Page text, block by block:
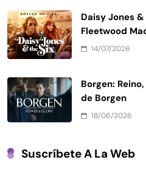
Daisy Jones
Fleetwood
14/07/2026
Borgen:
de Borgen
18/06/2026
Suscríbete A La Web